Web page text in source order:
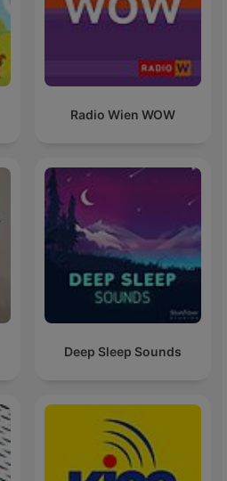
Radio Wien WOW
Deep Sleep Sounds